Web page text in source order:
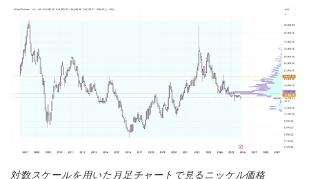
対数スケールを用いた月足チャートで見るニッケル価格